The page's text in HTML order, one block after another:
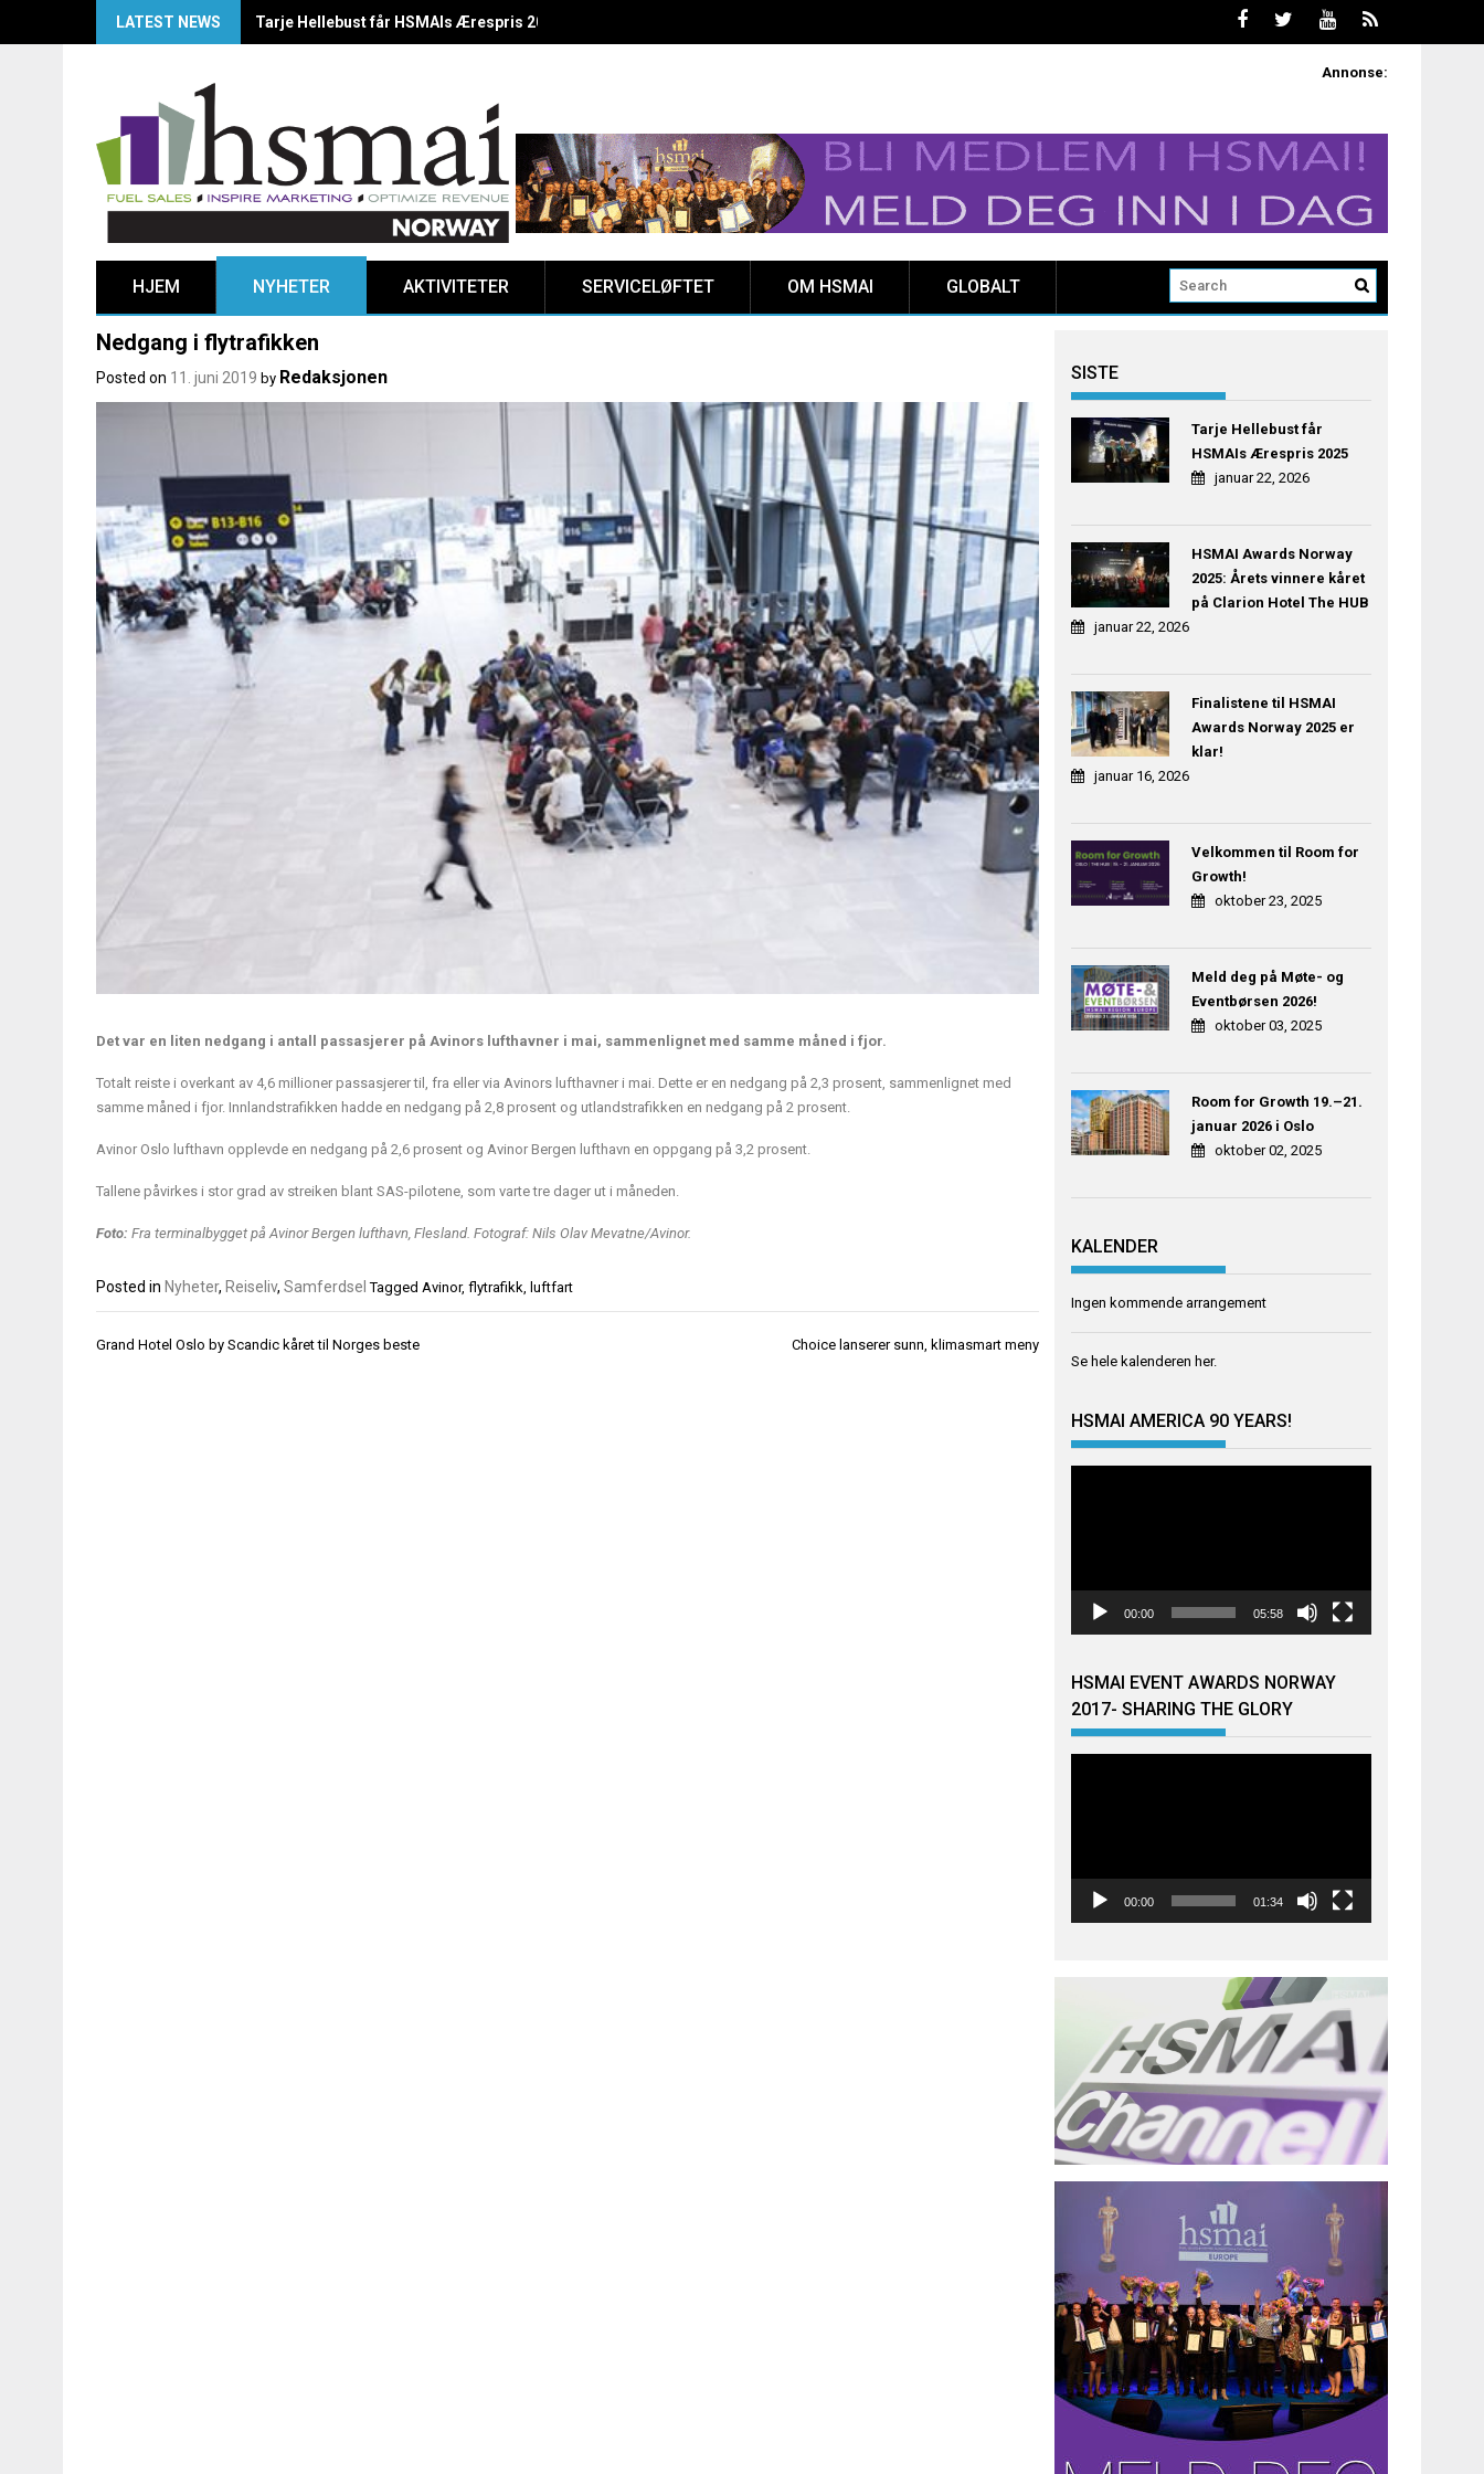
LATEST NEWS HSMAI Awards Norway 2025: Årets vinnere kåret på Clarion Hotel The HUB
Annonse:
HJEM NYHETER AKTIVITETER SERVICELØFTET OM HSMAI GLOBALT
Nedgang i flytrafikken
Posted on 11. juni 2019 by Redaksjonen
Det var en liten nedgang i antall passasjerer på Avinors lufthavner i mai, sammenlignet med samme måned i fjor.
Totalt reiste i overkant av 4,6 millioner passasjerer til, fra eller via Avinors lufthavner i mai. Dette er en nedgang på 2,3 prosent, sammenlignet med
samme måned i fjor. Innlandstrafikken hadde en nedgang på 2,8 prosent og utlandstrafikken en nedgang på 2 prosent.
Avinor Oslo lufthavn opplevde en nedgang på 2,6 prosent og Avinor Bergen lufthavn en oppgang på 3,2 prosent.
Tallene påvirkes i stor grad av streiken blant SAS-pilotene, som varte tre dager ut i måneden.
Foto: Fra terminalbygget på Avinor Bergen lufthavn, Flesland. Fotograf: Nils Olav Mevatne/Avinor.
Posted in Nyheter, Reiseliv, Samferdsel Tagged Avinor, flytrafikk luftfart
Innleggsnavigasjon
Grand Hotel Oslo by Scandic kåret til Norges beste Choice lanserer sunn, klimasmart meny
SISTE
Tarje Hellebust får
HSMAIs Ærespris 2025
januar 22, 2026
HSMAI Awards Norway
2025: Årets vinnere kåret
på Clarion Hotel The HUB
januar 22, 2026
Finalistene til HSMAI
Awards Norway 2025 er
klar!
januar 16, 2026
Velkommen til Room for
Growth!
oktober 23, 2025
Meld deg på Møte- og
Eventbørsen 2026!
oktober 03, 2025
Room for Growth 19.–21.
januar 2026 i Oslo
oktober 02, 2025
KALENDER
Ingen kommende arrangement
Se hele kalenderen her.
HSMAI AMERICA 90 YEARS!
00:00 05:58
HSMAI EVENT AWARDS NORWAY
2017- SHARING THE GLORY
00:00 01:34